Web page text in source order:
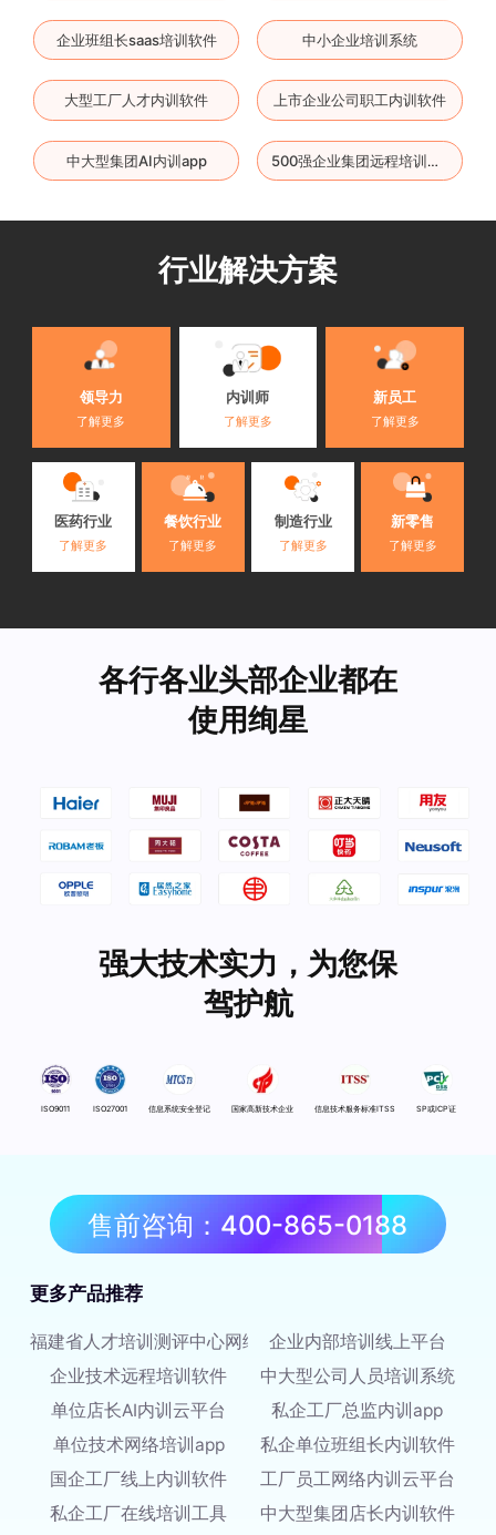
企业班组长saas培训软件 中小企业培训系统
大型工厂人才内训软件 上市企业公司职工内训软件
中大型集团AI内训app 500强企业集团远程培训软件
行业解决方案
领导力
了解更多
内训师
了解更多
新员工
了解更多
医药行业
了解更多
餐饮行业
了解更多
制造行业
了解更多
新零售
了解更多
各行各业头部企业都在
使用绚星
强大技术实力，为您保
驾护航
ISO9011 ISO27001 信息系统安全登记 国家高新技术企业 信息技术服务标准ITSS SP或ICP证
售前咨询：400-865-0188
更多产品推荐
福建省人才培训测评中心网络平台企业内部培训线上平台
企业技术远程培训软件
中大型公司人员培训系统
单位店长AI内训云平台
私企工厂总监内训app
单位技术网络培训app
私企单位班组长内训软件
国企工厂线上内训软件
工厂员工网络内训云平台
私企工厂在线培训工具
中大型集团店长内训软件